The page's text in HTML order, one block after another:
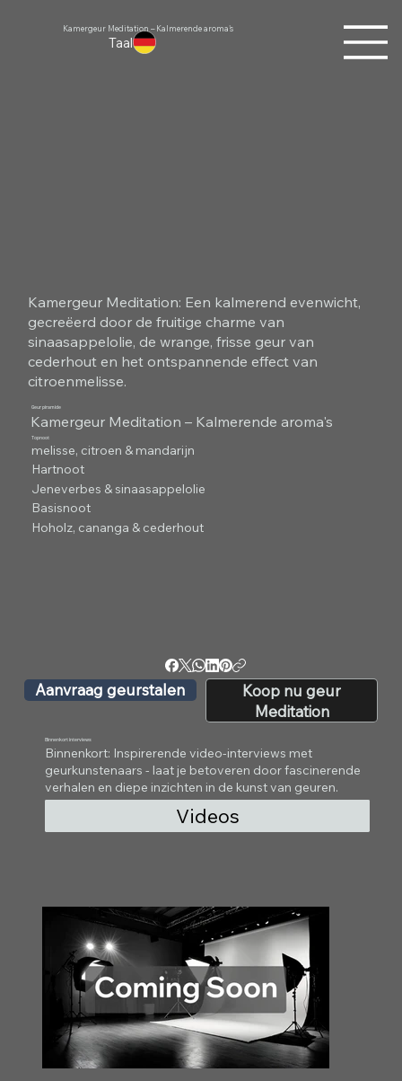
Taal
Kamergeur Meditation – Kalmerende aroma's
Kamergeur Meditation: Een kalmerend evenwicht,
gecreëerd door de fruitige charme van
sinaasappelolie, de wrange, frisse geur van
cederhout en het ontspannende effect van
citroenmelisse.
Geur piramide
Kamergeur Meditation – Kalmerende aroma's
Topnoot
melisse, citroen & mandarijn
Hartnoot
Jeneverbes & sinaasappelolie
Basisnoot
Hoholz, cananga & cederhout
Aanvraag geurstalen
Koop nu geur
Meditation
Binnenkort interviews
Binnenkort: Inspirerende video-interviews met
geurkunstenaars - laat je betoveren door fascinerende
verhalen en diepe inzichten in de kunst van geuren.
Videos